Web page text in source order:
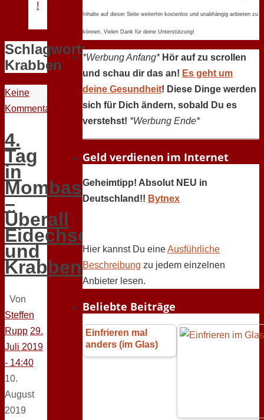
!
Schlagwort:
Krabben
Keine
Kommentare
4.
Tag
in
Mombasa
–
Überall
Eidechsen
und
Krabben
Von
Steffen
Rupp 29.
Juli 2019
- 14:40
10.
August
2019
Inhalte auf dieser Seite weiterhin kostenlos und unabhängig anbieten zu
können. Vielen Dank für deine Unterstützung!
*Werbung Anfang* Hör auf zu scrollen
und schau dir das an! Es geht um
deine Gesundheit! Diese Dinge werden
sich für Dich ändern, sobald Du es
verstehst! *Werbung Ende*
Geld verdienen im Internet
Geheimtipp! Absolut NEU in
Deutschland!! Bytnex
Hier kannst Du eineAusführliche
Beschreibung zu jedem einzelnen
Anbieter lesen.
Beliebte Beiträge
Einfrieren mal
anders (im Glas)